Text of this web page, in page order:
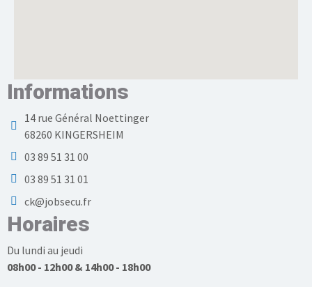
Informations
14 rue Général Noettinger
68260 KINGERSHEIM
03 89 51 31 00
03 89 51 31 01
ck@jobsecu.fr
Horaires
Du lundi au jeudi
08h00 - 12h00 & 14h00 - 18h00